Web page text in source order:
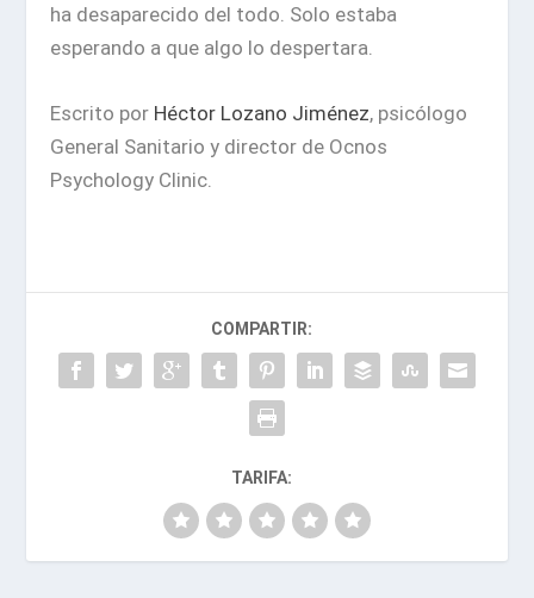
ha desaparecido del todo. Solo estaba
esperando a que algo lo despertara.
Escrito por Héctor Lozano Jiménez, psicólogo
General Sanitario y director de Ocnos
Psychology Clinic.
COMPARTIR:
TARIFA: